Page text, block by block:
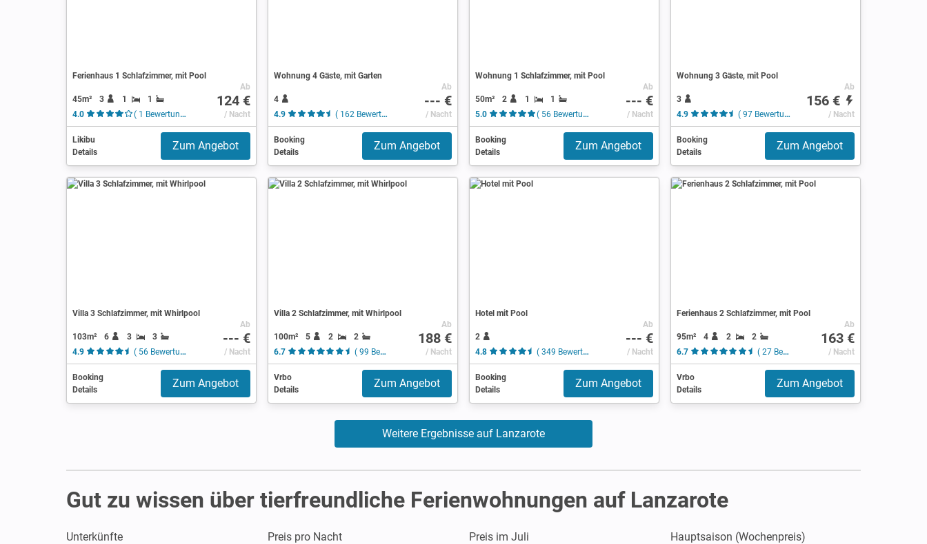
Ferienhaus 1 Schlafzimmer, mit Pool
45m² 3 1
1
4.0
( 1 Bewertung )
Ab
124 €
/ Nacht
Likibu
Details
Zum Angebot
Wohnung 4 Gäste, mit Garten
4
4.9
( 162 Bewertungen )
Ab
--- €
/ Nacht
Booking
Details
Zum Angebot
Wohnung 1 Schlafzimmer, mit Pool
50m² 2 1
1
5.0
( 56 Bewertungen )
Ab
--- €
/ Nacht
Booking
Details
Zum Angebot
Wohnung 3 Gäste, mit Pool
3
4.9
( 97 Bewertungen )
Ab
156 €
/ Nacht
Booking
Details
Zum Angebot
Villa 3 Schlafzimmer, mit Whirlpool
103m² 6 3
3
4.9
( 56 Bewertungen )
Ab
--- €
/ Nacht
Booking
Details
Zum Angebot
Villa 2 Schlafzimmer, mit Whirlpool
100m² 5 2
2
6.7
( 99 Bewertungen )
Ab
188 €
/ Nacht
Vrbo
Details
Zum Angebot
Hotel mit Pool
2
4.8
( 349 Bewertungen )
Ab
--- €
/ Nacht
Booking
Details
Zum Angebot
Ferienhaus 2 Schlafzimmer, mit Pool
95m² 4 2
2
6.7
( 27 Bewertungen )
Ab
163 €
/ Nacht
Vrbo
Details
Zum Angebot
Weitere Ergebnisse auf Lanzarote
Gut zu wissen über tierfreundliche Ferienwohnungen auf Lanzarote
Unterkünfte Preis pro Nacht Preis im Juli Hauptsaison (Wochenpreis)